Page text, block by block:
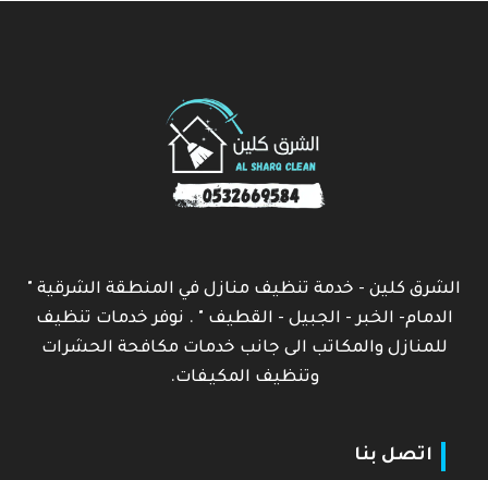
الشرق كلين - خدمة تنظيف منازل في المنطقة الشرقية "
الدمام- الخبر - الجبيل - القطيف " . نوفر خدمات تنظيف
للمنازل والمكاتب الى جانب خدمات مكافحة الحشرات
وتنظيف المكيفات.
اتصل بنا